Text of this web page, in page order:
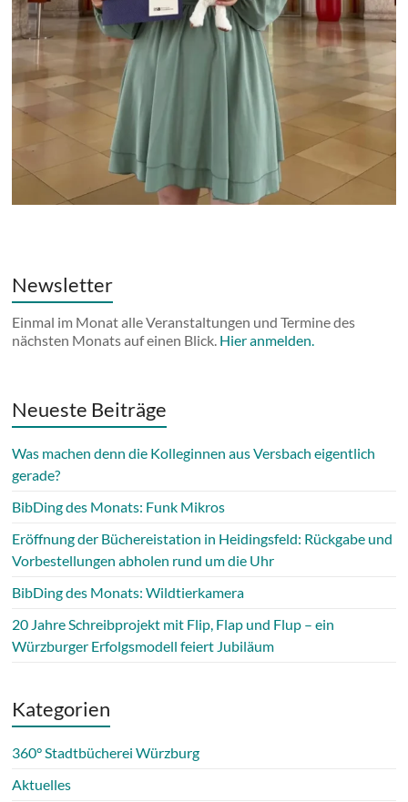
Newsletter
Einmal im Monat alle Veranstaltungen und Termine des
nächsten Monats auf einen Blick. Hier anmelden.
Neueste Beiträge
Was machen denn die Kolleginnen aus Versbach eigentlich
gerade?
BibDing des Monats: Funk Mikros
Eröffnung der Büchereistation in Heidingsfeld: Rückgabe und
Vorbestellungen abholen rund um die Uhr
BibDing des Monats: Wildtierkamera
20 Jahre Schreibprojekt mit Flip, Flap und Flup – ein
Würzburger Erfolgsmodell feiert Jubiläum
Kategorien
360° Stadtbücherei Würzburg
Aktuelles